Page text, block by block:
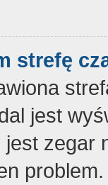
strefę
jest
jest zegar
problem.